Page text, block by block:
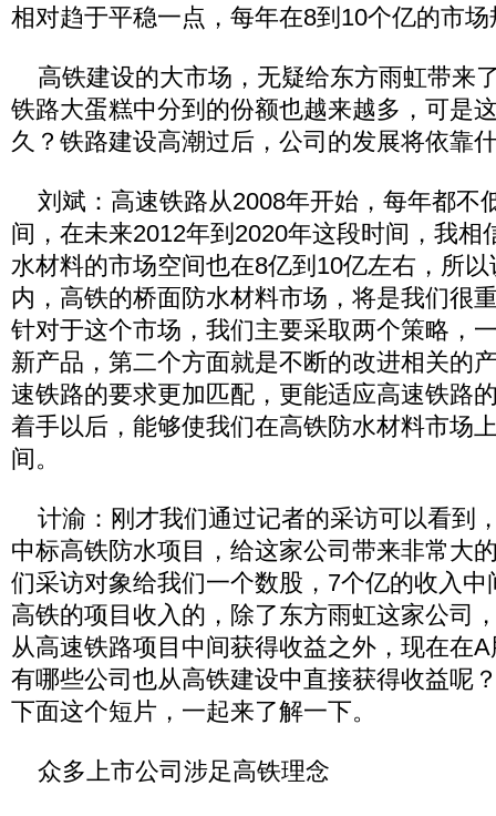
相对趋于平稳一点，每年在8到10个亿的市
高铁建设的大市场，无疑给东方雨虹带来
铁路大蛋糕中分到的份额也越来越多，可是
久？铁路建设高潮过后，公司的发展将依靠
刘斌：高速铁路从2008年开始，每年都不
间，在未来2012年到2020年这段时间，我相
水材料的市场空间也在8亿到10亿左右，所
内，高铁的桥面防水材料市场，将是我们很
针对于这个市场，我们主要采取两个策略，
新产品，第二个方面就是不断的改进相关的
速铁路的要求更加匹配，更能适应高速铁路
着手以后，能够使我们在高铁防水材料市场
间。
计渝：刚才我们通过记者的采访可以看到
中标高铁防水项目，给这家公司带来非常大
们采访对象给我们一个数股，7个亿的收入
高铁的项目收入的，除了东方雨虹这家公司
从高速铁路项目中间获得收益之外，现在在
有哪些公司也从高铁建设中直接获得收益呢
下面这个短片，一起来了解一下。
众多上市公司涉足高铁理念